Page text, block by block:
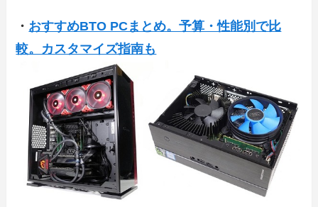
・ おすすめBTO PCまとめ。予算・性能別で比
較。カスタマイズ指南も